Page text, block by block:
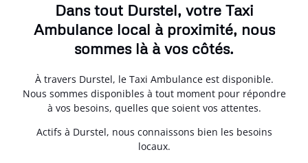
Dans tout Durstel, votre Taxi
Ambulance local à proximité, nous
sommes là à vos côtés.
À travers Durstel, le Taxi Ambulance est disponible.
Nous sommes disponibles à tout moment pour répondre
à vos besoins, quelles que soient vos attentes.
Actifs à Durstel, nous connaissons bien les besoins
locaux.